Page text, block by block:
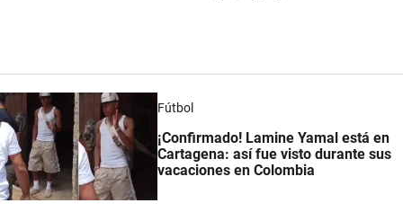
Fútbol
¡Confirmado! Lamine Yamal está en
Cartagena: así fue visto durante sus
vacaciones en Colombia